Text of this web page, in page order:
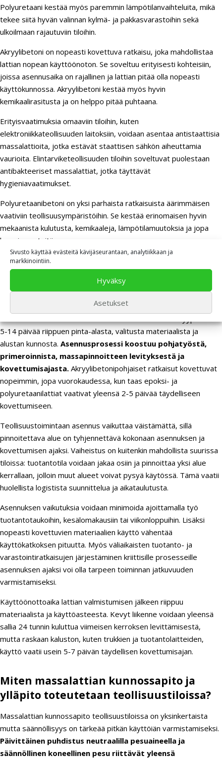
Sivusto käyttää evästeitä kävijäseurantaan, analytiikkaan ja
markkinointiin.
Hyväksy
Asetukset
Polyuretaani kestää myös paremmin lämpötilanvaihteluita, mikä
tekee siitä hyvän valinnan kylmä- ja pakkasvarastoihin sekä
ulkoilmaan rajautuviin tiloihin.
Akryylibetoni on nopeasti kovettuva ratkaisu, joka mahdollistaa
lattian nopean käyttöönoton. Se soveltuu erityisesti kohteisiin,
joissa asennusaika on rajallinen ja lattian pitää olla nopeasti
käyttökunnossa. Akryylibetoni kestää myös hyvin
kemikaalirasitusta ja on helppo pitää puhtaana.
Erityisvaatimuksia omaaviin tiloihin, kuten
elektroniikkateollisuuden laitoksiin, voidaan asentaa antistaattisia
massalattioita, jotka estävät staattisen sähkön aiheuttamia
vaurioita. Elintarviketeollisuuden tiloihin soveltuvat puolestaan
antibakteeriset massalattiat, jotka täyttävät
hygieniavaatimukset.
Polyuretaanibetoni on yksi parhaista ratkaisuista äärimmäisen
vaativiin teollisuusympäristöihin. Se kestää erinomaisen hyvin
mekaanista kulutusta, kemikaaleja, lämpötilamuutoksia ja jopa
kuumia nesteitä.
Kuinka kauan massalattian asennus
kestää ja miten se vaikuttaa
teollisuustoimintaan?
5-14 päivää riippuen pinta-alasta, valitusta materiaalista ja
alustan kunnosta. Asennusprosessi koostuu pohjatyöstä,
primeroinnista, massapinnoitteen levityksestä ja
kovettumisajasta. Akryylibetonipohjaiset ratkaisut kovettuvat
nopeimmin, jopa vuorokaudessa, kun taas epoksi- ja
polyuretaanilattiat vaativat yleensä 2-5 päivää täydelliseen
kovettumiseen.
Teollisuustoimintaan asennus vaikuttaa väistämättä, sillä
pinnoitettava alue on tyhjennettävä kokonaan asennuksen ja
kovettumisen ajaksi. Vaiheistus on kuitenkin mahdollista suurissa
tiloissa: tuotantotila voidaan jakaa osiin ja pinnoittaa yksi alue
kerrallaan, jolloin muut alueet voivat pysyä käytössä. Tämä vaatii
huolellista logistista suunnittelua ja aikataulutusta.
Asennuksen vaikutuksia voidaan minimoida ajoittamalla työ
tuotantotaukoihin, kesälomakausiin tai viikonloppuihin. Lisäksi
nopeasti kovettuvien materiaalien käyttö vähentää
käyttökatkoksen pituutta. Myös väliaikaisten tuotanto- ja
varastointiratkaisujen järjestäminen kriittisille prosesseille
asennuksen ajaksi voi olla tarpeen toiminnan jatkuvuuden
varmistamiseksi.
Käyttöönottoaika lattian valmistumisen jälkeen riippuu
materiaalista ja käyttöasteesta. Kevyt liikenne voidaan yleensä
sallia 24 tunnin kuluttua viimeisen kerroksen levittämisestä,
mutta raskaan kaluston, kuten trukkien ja tuotantolaitteiden,
käyttö vaatii usein 5-7 päivän täydellisen kovettumisajan.
Miten massalattian kunnossapito ja
ylläpito toteutetaan teollisuustiloissa?
Massalattian kunnossapito teollisuustiloissa on yksinkertaista
mutta säännöllisyys on tärkeää pitkän käyttöiän varmistamiseksi.
Päivittäinen puhdistus neutraalilla pesuaineella ja
säännöllinen koneellinen pesu riittävät yleensä